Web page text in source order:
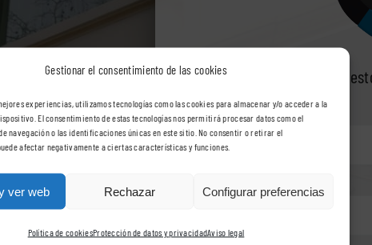
Gestionar el consentimiento de las cookies
experiencias, utilizamos tecnologías como las cookies para almacenar y/o acceder a la
El consentimiento de estas tecnologías nos permitirá procesar datos como el
navegación o las identificaciones únicas en este sitio. No consentir o retirar el
afectar negativamente a ciertas características y funciones.
ver web Rechazar Configurar preferencias
Política de cookiesProtección de datos y privacidadAviso legal
Solicite